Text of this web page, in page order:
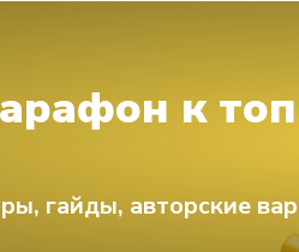
к
гайды, авторские